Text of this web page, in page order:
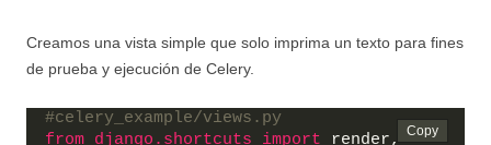
Creamos una vista simple que solo imprima un texto para fines
de prueba y ejecución de Celery.
#celery_example/views.py
from django.shortcuts import render,